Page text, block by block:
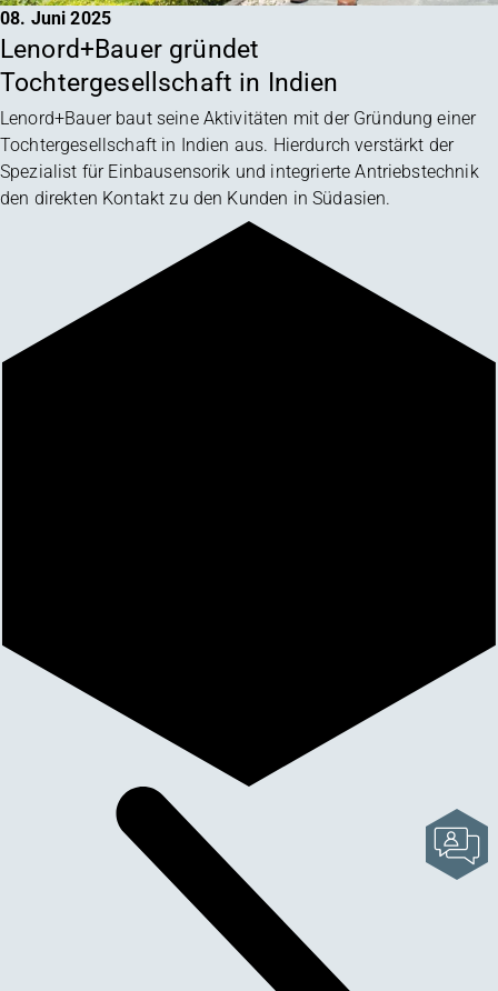
08. Juni 2025
Lenord+Bauer gründet
Tochtergesellschaft in Indien
Lenord+Bauer baut seine Aktivitäten mit der Gründung einer
Tochtergesellschaft in Indien aus. Hierdurch verstärkt der
Spezialist für Einbausensorik und integrierte Antriebstechnik
den direkten Kontakt zu den Kunden in Südasien.